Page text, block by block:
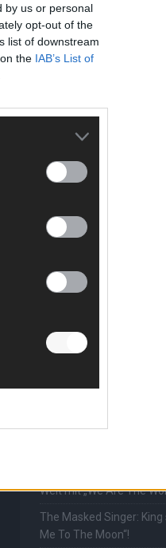
by us or personal
opt-out of the
list of downstream
the IAB’s List of
The Masked Singer:
Moderatorin und
The Masked Singer:
deutscher Sänger hat
The Masked Singer:
Muuhnika kehrt mit Lady
The Masked Singer:
berührt erneut mit „You
The Masked Singer:
deutscher Schauspieler
The Masked Singer:
Power! Muuhnika
The Masked Singer:
Welt mit „We Are The
The Masked Singer:
Me To The Moon“!